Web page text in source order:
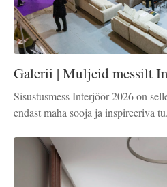
Galerii | Muljeid messilt
Sisustusmess Interjöör 2026 on
endast maha sooja ja inspireeriva